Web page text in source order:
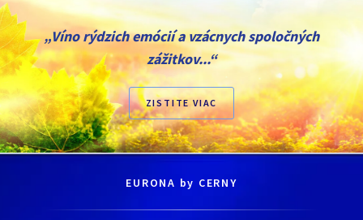
„Víno rýdzich emócií a vzácnych spoločných
zážitkov...“
ZISTITE VIAC
EURONA by CERNY